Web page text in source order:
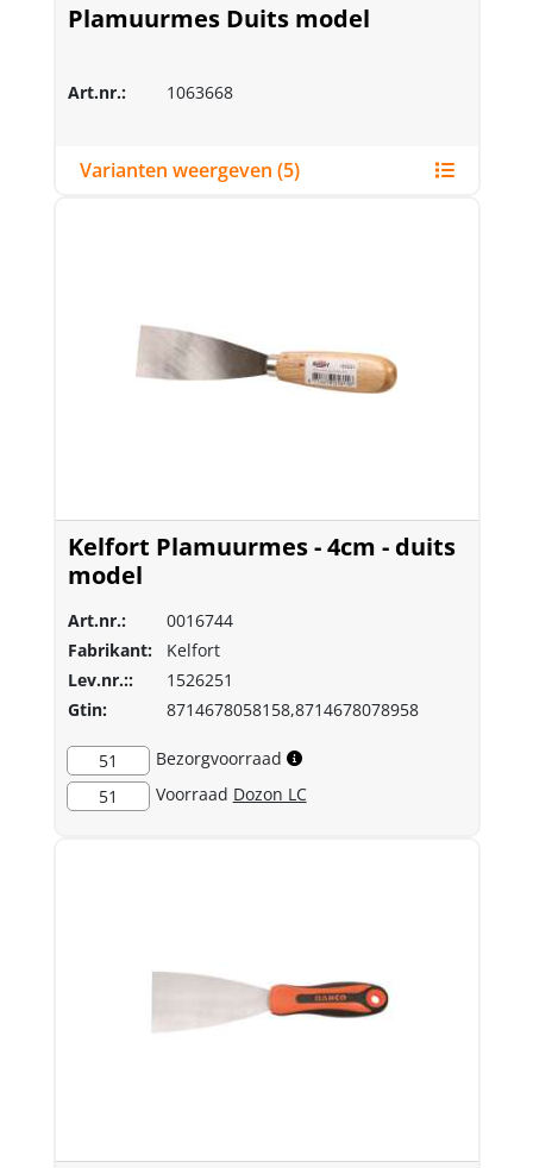
Plamuurmes Duits model
Art.nr.: 1063668
Varianten weergeven (5)
Kelfort Plamuurmes - 4cm - duits
model
Art.nr.:
0016744
Fabrikant:
Kelfort
Lev.nr.::
1526251
Gtin:
8714678058158,8714678078958
51
Bezorgvoorraad
51
Voorraad Dozon LC